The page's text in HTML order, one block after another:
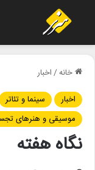
خانه/اخبار
اخبار
سینما و تئاتر
موسیقی و هنرهای
نگاه هفته